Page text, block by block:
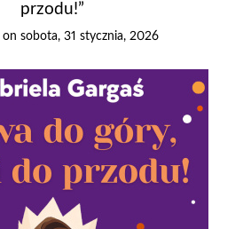
przodu!”
on sobota, 31 stycznia, 2026